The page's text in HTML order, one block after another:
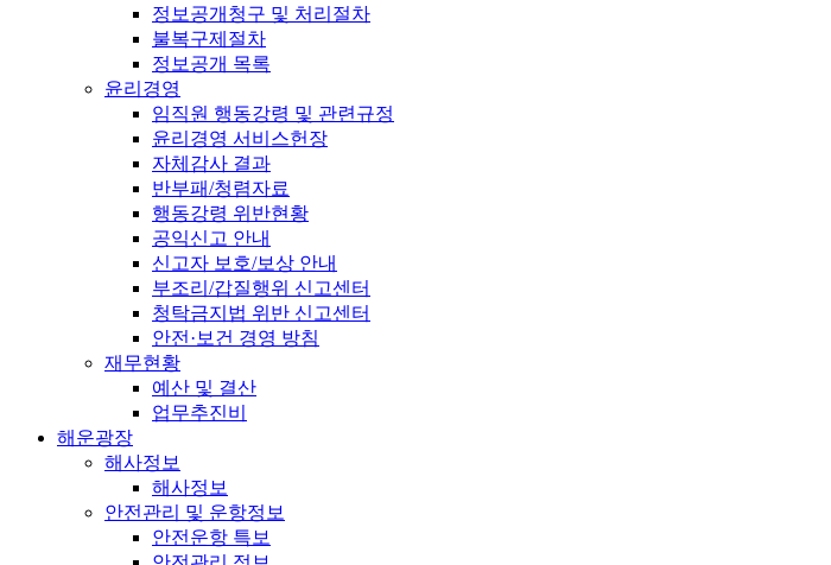
정보공개청구 및 처리절차
불복구제절차
정보공개 목록
윤리경영
임직원 행동강령 및 관련규정
윤리경영 서비스헌장
자체감사 결과
반부패/청렴자료
행동강령 위반현황
공익신고 안내
신고자 보호/보상 안내
부조리/갑질행위 신고센터
청탁금지법 위반 신고센터
안전·보건 경영 방침
재무현황
예산 및 결산
업무추진비
해운광장
해사정보
해사정보
안전관리 및 운항정보
안전운항 특보